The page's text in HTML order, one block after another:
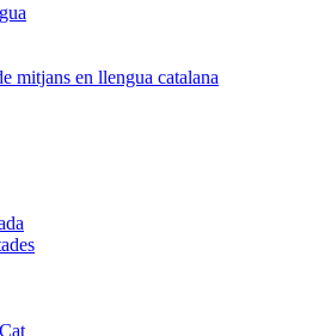
mitjans en llengua catalana